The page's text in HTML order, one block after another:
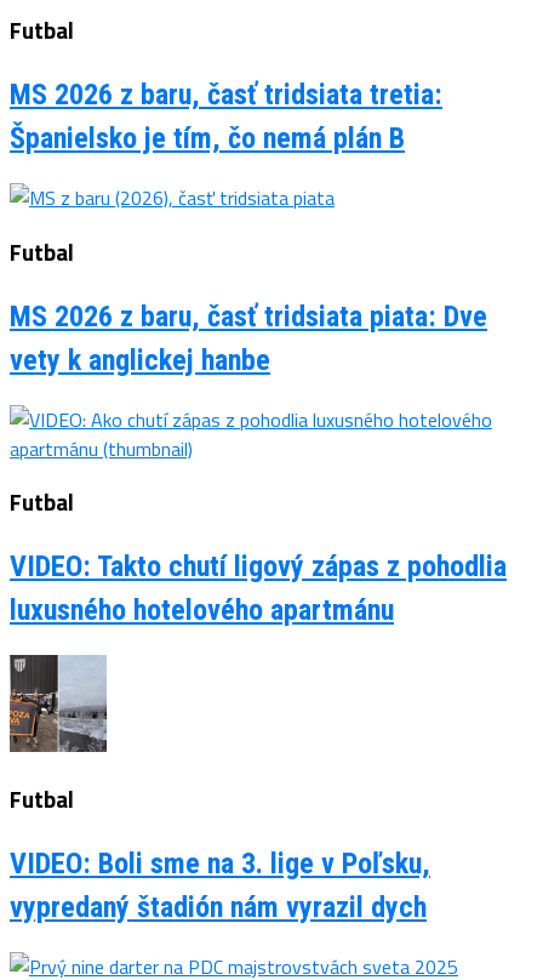
Futbal
MS 2026 z baru, časť tridsiata tretia:
Španielsko je tím, čo nemá plán B
Futbal
MS 2026 z baru, časť tridsiata piata: Dve
vety k anglickej hanbe
Futbal
VIDEO: Takto chutí ligový zápas z pohodlia
luxusného hotelového apartmánu
Futbal
VIDEO: Boli sme na 3. lige v Poľsku,
vypredaný štadión nám vyrazil dych